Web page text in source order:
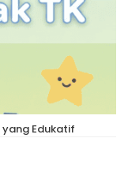
yang Edukatif